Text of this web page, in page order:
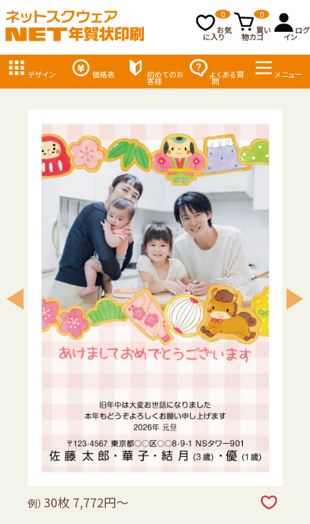
お気
に入り
0
買い
物カゴ
0
ログ
イン
デザイン 価格表 初めてのお
客様
よくある質
問
メニュー
例） 30枚 7,772円～